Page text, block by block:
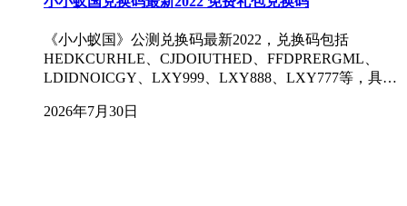
《小小蚁国》公测兑换码最新2022，兑换码包括
HEDKCURHLE、CJDOIUTHED、FFDPRERGML、
LDIDNOICGY、LXY999、LXY888、LXY777等，具…
2026年7月30日